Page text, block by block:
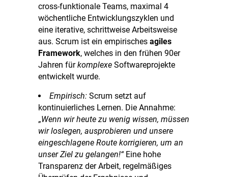
cross-funktionale Teams, maximal 4
wöchentliche Entwicklungszyklen und
eine iterative, schrittweise Arbeitsweise
aus. Scrum ist ein empirisches agiles
Framework, welches in den frühen 90er
Jahren fürkomplexe Softwareprojekte
entwickelt wurde.
Empirisch: Scrum setzt auf
kontinuierliches Lernen. Die Annahme:
„Wenn wir heute zu wenig wissen, müssen
wir loslegen, ausprobieren und unsere
eingeschlagene Route korrigieren, um an
unser Ziel zu gelangen!“Eine hohe
Transparenz der Arbeit, regelmäßiges